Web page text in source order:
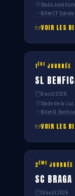
Stade José
Billet CF
VOIR LES
1ÈRE JOURNÉE
SL
9 août 2026
Stade de la
Billet SL
VOIR LES
2ÈME JOURNÉE
SC
16 août 2026